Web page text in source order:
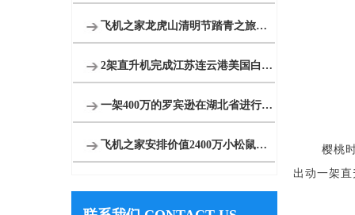
飞机之家龙虎山清明节踏青之旅正式开启
2架直升机完成江苏连云港美国白蛾防治
一架400万的罗宾逊在湖北省进行空中巡查
飞机之家安排价值2400万小松鼠参加科学试验
樱桃
出动一架